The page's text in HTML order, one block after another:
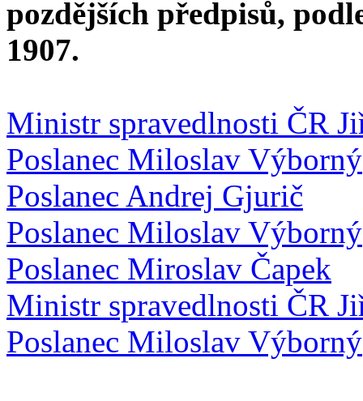
pozdějších předpisů,
1907.
Ministr spravedlnosti ČR
Poslanec Miloslav Výborný
Poslanec Andrej Gjurič
Poslanec Miloslav Výborný
Poslanec Miroslav Čapek
Ministr spravedlnosti ČR
Poslanec Miloslav Výborný